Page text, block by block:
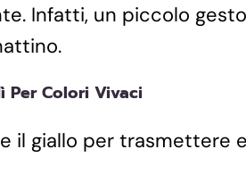
Infatti, un piccolo
Per Colori Vivaci
il giallo per trasmettere